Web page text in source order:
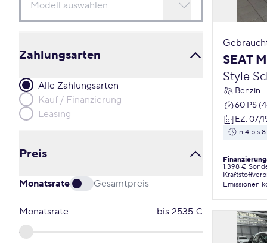
Zahlungsarten
Alle Zahlungsarten
Kauf / Finanzierung
Leasing
Preis
Monatsrate Gesamtpreis
Monatsrate bis 2535 €
SEAT
Style
Benzin
60 PS
EZ: 07/
in 4 bis
1.398 €
Emissionen